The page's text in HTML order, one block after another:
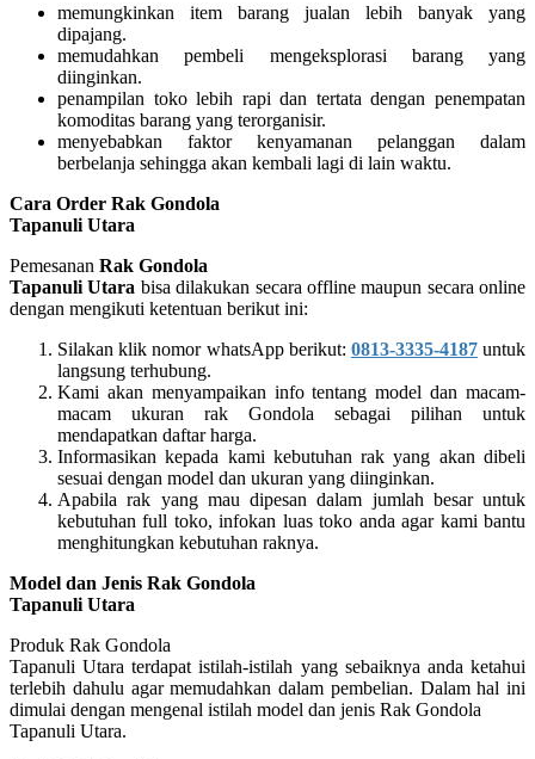
memungkinkan item barang jualan lebih banyak yang
dipajang.
memudahkan pembeli mengeksplorasi barang yang
diinginkan.
penampilan toko lebih rapi dan tertata dengan penempatan
komoditas barang yang terorganisir.
menyebabkan faktor kenyamanan pelanggan dalam
berbelanja sehingga akan kembali lagi di lain waktu.
Cara Order Rak Gondola
Tapanuli Utara
Pemesanan Rak Gondola
Tapanuli Utara bisa dilakukan secara offline maupun secara online
dengan mengikuti ketentuan berikut ini:
Silakan klik nomor whatsApp berikut: 0813-3335-4187untuk
langsung terhubung.
Kami akan menyampaikan info tentang model dan macam-
macam ukuran rak Gondola sebagai pilihan untuk
mendapatkan daftar harga.
Informasikan kepada kami kebutuhan rak yang akan dibeli
sesuai dengan model dan ukuran yang diinginkan.
Apabila rak yang mau dipesan dalam jumlah besar untuk
kebutuhan full toko, infokan luas toko anda agar kami bantu
menghitungkan kebutuhan raknya.
Model dan Jenis Rak Gondola
Tapanuli Utara
Produk Rak Gondola
Tapanuli Utara terdapat istilah-istilah yang sebaiknya anda ketahui
terlebih dahulu agar memudahkan dalam pembelian. Dalam hal ini
dimulai dengan mengenal istilah model dan jenis Rak Gondola
Tapanuli Utara.